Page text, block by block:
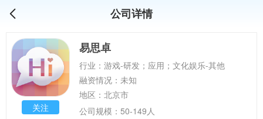
公司详情
关注
易思卓
行业：游戏-研发；应用；文化娱乐-其他
融资情况：未知
地区：北京市
公司规模：50-149人